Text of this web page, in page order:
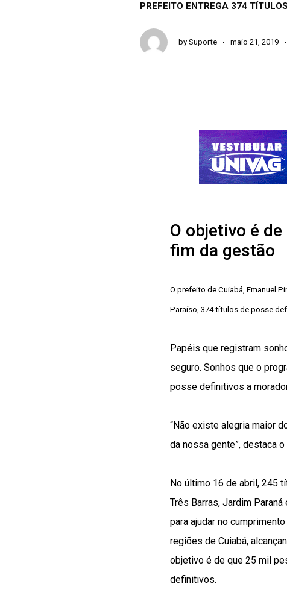
PREFEITO ENTREGA 374
by Suporte maio 21, 2019
O objetivo é
fim da gestão
O prefeito de Cuiabá, Emanuel
Paraíso, 374 títulos de posse
Papéis que registram
seguro. Sonhos que o
posse definitivos a
“Não existe alegria maior
da nossa gente”, destaca
No último 16 de abril, 245
Três Barras, Jardim
para ajudar no
regiões de Cuiabá,
objetivo é de que 25 mil
definitivos.